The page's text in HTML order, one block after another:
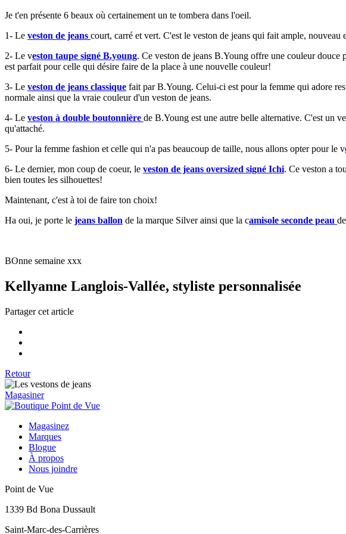
Je t'en présente 6 beaux où certainement un te tombera dans l'oeil.
1- Le veston de jeans court, carré et vert. C'est le veston de jeans qui fait ample, nouveau
2- Le veston taupe signé B.young. Ce veston de jeans B.Young offre une couleur douce
est parfait pour celle qui désire faire de la place à une nouvelle couleur!
3- Le veston de jeans classique fait par B.Young. Celui-ci est pour la femme qui adore
normale ainsi que la vraie couleur d'un veston de jeans.
4- Le veston à double boutonnière de B.Young est une autre belle alternative. C'est un
qu'attaché.
5- Pour la femme fashion et celle qui n'a pas beaucoup de taille, nous allons opter pour le v
6- Le dernier, mon coup de coeur, le veston de jeans oversized signé Ichi. Ce veston a
bien toutes les silhouettes!
Maintenant, c'est à toi de faire ton choix!
Ha oui, je porte le jeans ballon de la marque Silver ainsi que la camisole seconde peau
BOnne semaine xxx
Kellyanne Langlois-Vallée, styliste personnalisée
Partager cet article
Retour
Magasiner
Magasinez
Marques
Blogue
À propos
Nous joindre
Point de Vue
1339 Bd Bona Dussault
Saint-Marc-des-Carrières